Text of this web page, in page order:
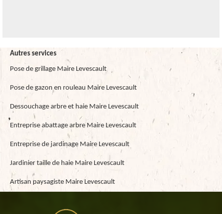
Autres services
Pose de grillage Maire Levescault
Pose de gazon en rouleau Maire Levescault
Dessouchage arbre et haie Maire Levescault
Entreprise abattage arbre Maire Levescault
Entreprise de jardinage Maire Levescault
Jardinier taille de haie Maire Levescault
Artisan paysagiste Maire Levescault